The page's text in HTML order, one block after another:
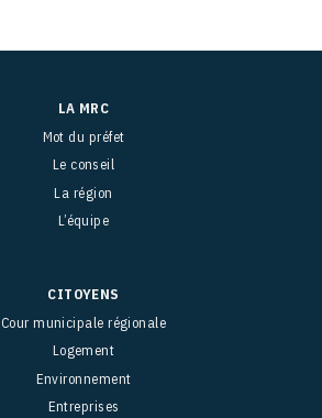
LA MRC
Mot du préfet
Le conseil
La région
L’équipe
CITOYENS
Cour municipale régionale
Logement
Environnement
Entreprises